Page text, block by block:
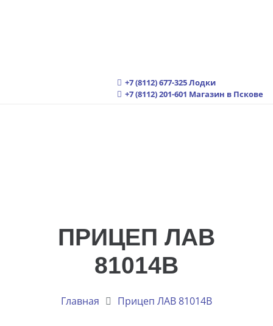
+7 (8112) 677-325Лодки
+7 (8112) 201-601 Магазин в Пскове
ПРИЦЕП ЛАВ
81014B
Главная Прицеп ЛАВ 81014B